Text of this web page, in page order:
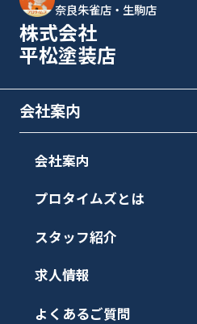
奈良朱雀店・生駒店
株式会社
平松塗装店
会社案内
会社案内
プロタイムズとは
スタッフ紹介
求人情報
よくあるご質問